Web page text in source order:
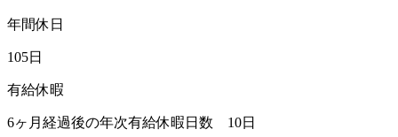
年間休日
105日
有給休暇
6ヶ月経過後の年次有給休暇日数 10日